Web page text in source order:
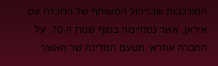
המורכבות שבניהול המשותף של החברה עם
איראן, אשר נסתיימה בסוף שנות ה-70. על
החברה אחראי מטעם המדינה שר האוצר.